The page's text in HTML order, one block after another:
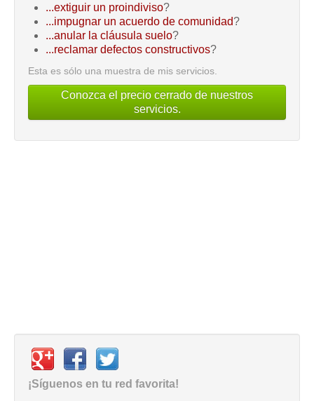
...extiguir un proindiviso?
...impugnar un acuerdo de comunidad?
...anular la cláusula suelo?
...reclamar defectos constructivos?
Esta es sólo una muestra de mis servicios.
Conozca el precio cerrado de nuestros
servicios.
¡Síguenos en tu red favorita!